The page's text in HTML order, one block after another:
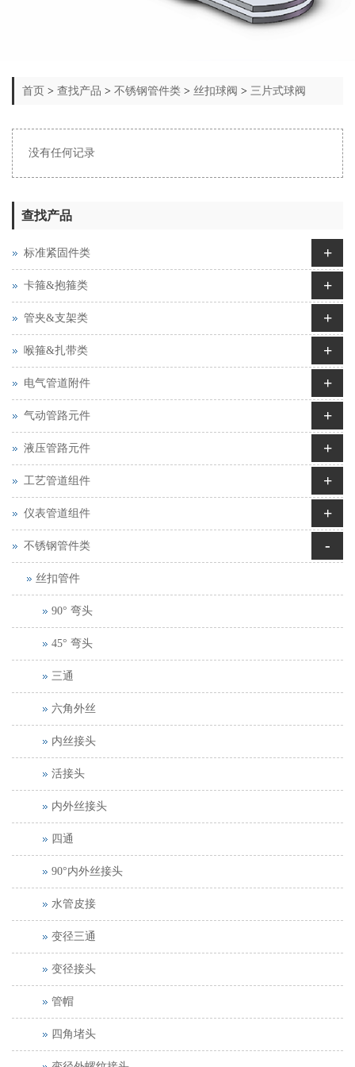
首页 > 查找产品 > 不锈钢管件类 > 丝扣球阀 > 三片式球阀
没有任何记录
查找产品
标准紧固件类 +
卡箍&抱箍类 +
管夹&支架类 +
喉箍&扎带类 +
电气管道附件 +
气动管路元件 +
液压管路元件 +
工艺管道组件 +
仪表管道组件 +
不锈钢管件类 -
丝扣管件
90° 弯头
45° 弯头
三通
六角外丝
内丝接头
活接头
内外丝接头
四通
90°内外丝接头
水管皮接
变径三通
变径接头
管帽
四角堵头